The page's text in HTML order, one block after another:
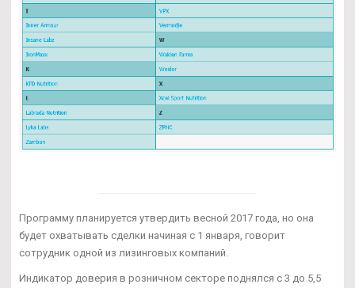
Программу планируется утвердить весной 2017 года, но она
будет охватывать сделки начиная с 1 января, говорит
сотрудник одной из лизинговых компаний.
Индикатор доверия в розничном секторе поднялся с 3 до 5,5